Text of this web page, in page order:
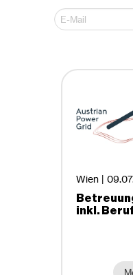
Innsbruck
Krems an der
Wien
Anstellungsart
Befristete
Freie
Lehre,
Wien |
inkl.